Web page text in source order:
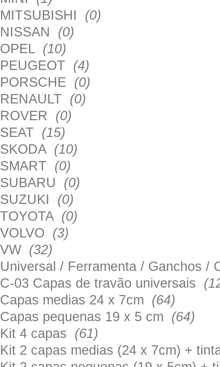
MITSUBISHI (0)
NISSAN (0)
OPEL (10)
PEUGEOT (4)
PORSCHE (0)
RENAULT (0)
ROVER (0)
SEAT (15)
SKODA (10)
SMART (0)
SUBARU (0)
SUZUKI (0)
TOYOTA (0)
VOLVO (3)
VW (32)
Universal / Ferramenta / Ganchos
C-03 Capas de travão universais
Capas medias 24 x 7cm (64)
Capas pequenas 19 x 5 cm (64)
Kit 4 capas (61)
Kit 2 capas medias (24 x 7cm) +